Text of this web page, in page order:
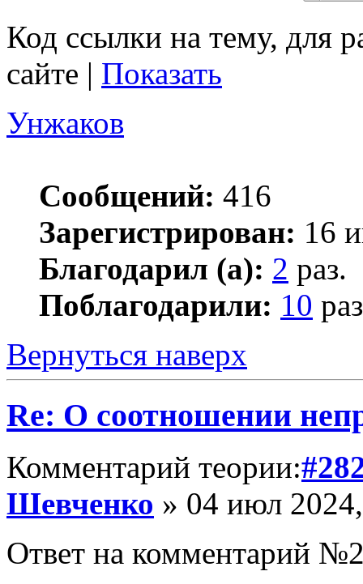
Код ссылки на тему, для
сайте | Показать
Унжаков
Сообщений: 416
Зарегистрирован: 16
Благодарил (а): 2 раз.
Поблагодарили: 10
Вернуться наверх
Re: О соотношении
Комментарий теории:
Шевченко » 04 июл
Ответ на комментарий